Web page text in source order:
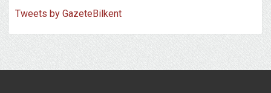
Tweets by GazeteBilkent